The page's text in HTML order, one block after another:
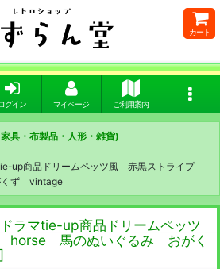
カート
グイン マイページ ご利用案内
具・布製品・人形・雑貨)
up商品ドリームペッツ風 赤黒ストライプ
ず vintage
ラマtie-up商品ドリームペッツ
horse 馬のぬいぐるみ おがく
]